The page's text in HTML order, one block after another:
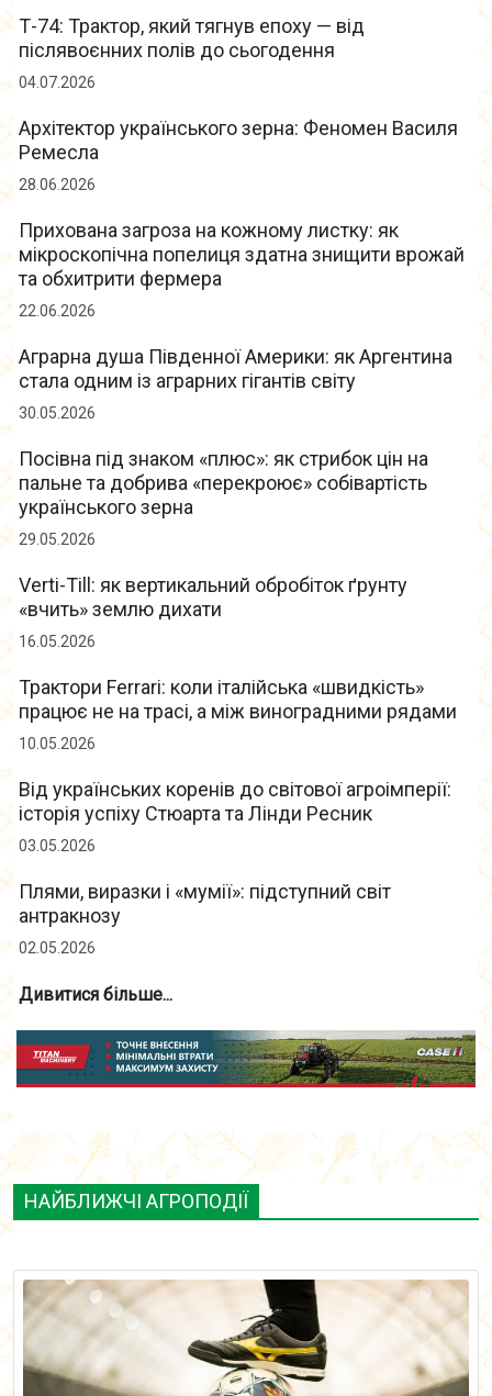
Т-74: Трактор, який тягнув епоху — від
післявоєнних полів до сьогодення
04.07.2026
Архітектор українського зерна: Феномен Василя
Ремесла
28.06.2026
Прихована загроза на кожному листку: як
мікроскопічна попелиця здатна знищити врожай
та обхитрити фермера
22.06.2026
Аграрна душа Південної Америки: як Аргентина
стала одним із аграрних гігантів світу
30.05.2026
Посівна під знаком «плюс»: як стрибок цін на
пальне та добрива «перекроює» собівартість
українського зерна
29.05.2026
Verti-Till: як вертикальний обробіток ґрунту
«вчить» землю дихати
16.05.2026
Трактори Ferrari: коли італійська «швидкість»
працює не на трасі, а між виноградними рядами
10.05.2026
Від українських коренів до світової агроімперії:
історія успіху Стюарта та Лінди Ресник
03.05.2026
Плями, виразки і «мумії»: підступний світ
антракнозу
02.05.2026
Дивитися більше...
НАЙБЛИЖЧІ АГРОПОДІЇ